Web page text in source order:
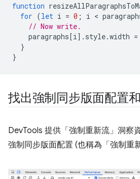
function
for (let i = 0 ; i <
// Now write.
paragraphs[i]. style.width =
}
}
找出強制同步版面配置
DevTools 提供「強制重新流」 洞察
強制同步版面配置 (也稱為「強制重